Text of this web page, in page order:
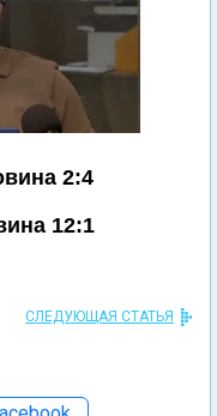
2:4
12:1
СЛЕДУЮЩАЯ СТАТЬЯ